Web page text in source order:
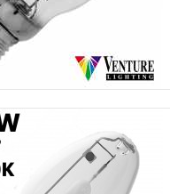
lieu de
sur
nous mettons à
service une aide
de 9h à 12h et